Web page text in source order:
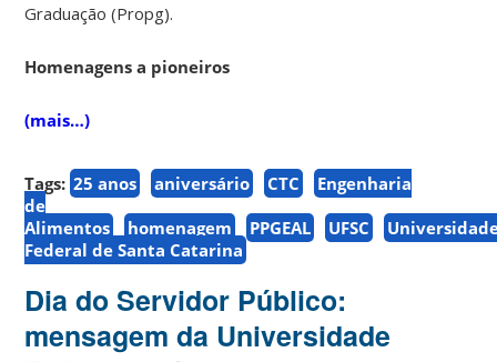
Graduação (Propg).
Homenagens a pioneiros
(mais…)
Tags: 25 anos aniversário CTC
Engenharia
de
Alimentos
homenagem PPGEAL UFSC
Federal de Santa Catarina
Dia do Servidor Público:
mensagem da Universidade